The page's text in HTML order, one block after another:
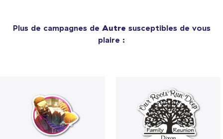
Plus de campagnes de Autre susceptibles de vous
plaire :